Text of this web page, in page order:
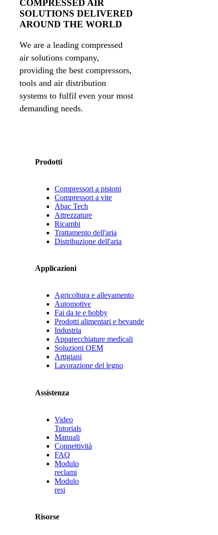
COMPRESSED AIR
SOLUTIONS DELIVERED
AROUND THE WORLD
We are a leading compressed
air solutions company,
providing the best compressors,
tools and air distribution
systems to fulfil even your most
demanding needs.
Prodotti
Compressori a pistoni
Compressori a vite
Abac Tech
Attrezzature
Ricambi
Trattamento dell'aria
Distribuzione dell'aria
Applicazioni
Agricoltura e allevamento
Automotive
Fai da te e hobby
Prodotti alimentari e bevande
Industria
Apparecchiature medicali
Soluzioni OEM
Artigiani
Lavorazione del legno
Assistenza
Video
Tutorials
Manuali
Connettività
FAQ
Modulo
reclami
Modulo
resi
Risorse